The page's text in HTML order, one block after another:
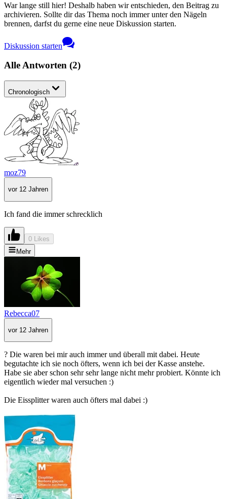
War lange still hier! Deshalb haben wir entschieden, den Beitrag zu
archivieren. Sollte dir das Thema noch immer unter den Nägeln
brennen, darfst du gerne eine neue Diskussion starten.
Diskussion starten
Alle Antworten (2)
Chronologisch
moz79
vor 12 Jahren
Ich fand die immer schrecklich
0 Likes
Mehr
Rebecca07
vor 12 Jahren
? Die waren bei mir auch immer und überall mit dabei. Heute
begutachte ich sie noch öfters, wenn ich bei der Kasse anstehe.
Habe sie aber schon sehr sehr lange nicht mehr probiert. Könnte ich
eigentlich wieder mal versuchen :)
Die Eissplitter waren auch öfters mal dabei :)